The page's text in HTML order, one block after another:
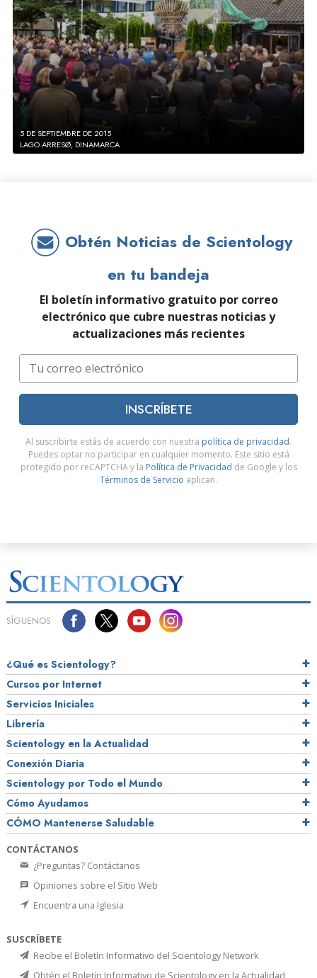
5 DE SEPTIEMBRE DE 2015
LAGO ARRESØ, DINAMARCA
Obtén Noticias de Scientology
en tu bandeja
El boletín informativo gratuito por correo
electrónico que cubre nuestras noticias y
actualizaciones más recientes
INSCRÍBETE
Al suscribirte estás de acuerdo con nuestra política de privacidad.
Puedes optar no participar en cualquier momento. Este sitio está
protegido por reCAPTCHA y la Política de Privacidad de Google y los
Términos de Servicio aplican.
SÍGUENOS
¿Qué es Scientology?
Cursos por Internet
Servicios Iniciales
Librería
Scientology en la Actualidad
Conexión Diaria
Scientology por Todo el Mundo
Cómo Ayudamos
CÓMO Mantenerse Saludable
CONTÁCTANOS
¿Preguntas? Contáctanos
Opiniones sobre el Sitio Web
Encuentra una Iglesia
SUSCRÍBETE
Recibe el Boletín Informativo del Scientology Network
Obtén el Boletín Informativo de Scientology en la Actualidad